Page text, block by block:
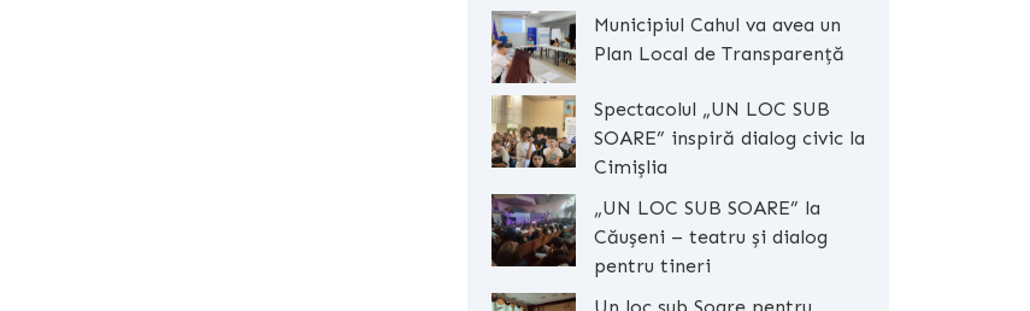
Municipiul Cahul va avea un
Plan Local de Transparență
Spectacolul „UN LOC SUB
SOARE” inspiră dialog civic la
Cimișlia
„UN LOC SUB SOARE” la
Căușeni – teatru și dialog
pentru tineri